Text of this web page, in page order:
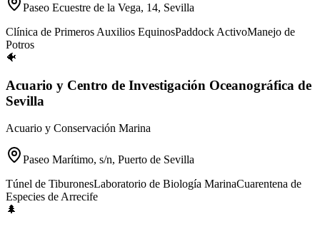
Paseo Ecuestre de la Vega, 14, Sevilla
Clínica de Primeros Auxilios EquinosPaddock ActivoManejo de
Potros
🐠
Acuario y Centro de Investigación Oceanográfica de
Sevilla
Acuario y Conservación Marina
Paseo Marítimo, s/n, Puerto de Sevilla
Túnel de TiburonesLaboratorio de Biología MarinaCuarentena de
Especies de Arrecife
🌲